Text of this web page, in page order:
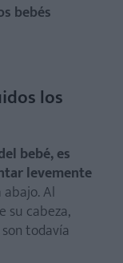
bebés
los
bebé, es
levemente
Al
su cabeza,
todavía